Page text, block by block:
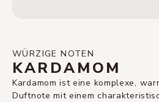
WÜRZIGE NOTEN
KARDAMOM
Kardamom ist eine komplexe,
Duftnote mit einem